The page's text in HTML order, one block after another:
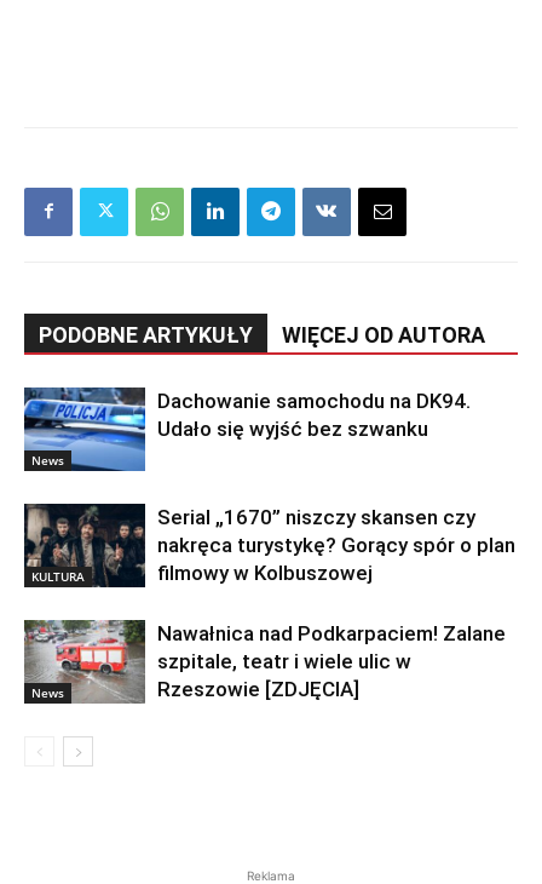
PODOBNE ARTYKUŁY WIĘCEJ OD AUTORA
News
Dachowanie samochodu na DK94.
Udało się wyjść bez szwanku
KULTURA
Serial „1670” niszczy skansen czy
nakręca turystykę? Gorący spór o plan
filmowy w Kolbuszowej
News
Nawałnica nad Podkarpaciem! Zalane
szpitale, teatr i wiele ulic w
Rzeszowie [ZDJĘCIA]
Reklama